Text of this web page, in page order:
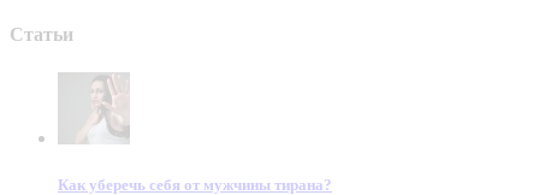
Статьи
Как уберечь себя от мужчины тирана?